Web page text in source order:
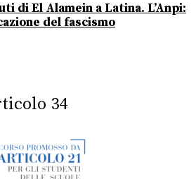
di El Alamein a Latina. L’Anpi:
del fascismo
34